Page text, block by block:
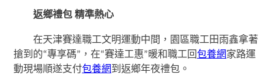
返鄉禮包 精準熱心
在天津賽達職工文明運動中間，園區職工田雨鑫拿著
搶到的“專享碼”，在“賽達工惠”暖和職工回包養網家路運
動現場順遂支付包養網到返鄉年夜禮包。